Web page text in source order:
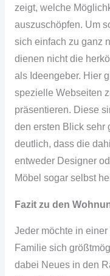
zeigt, welche
auszuschöpfen. Um
sich einfach zu ganz
dienen nicht die
als Ideengeber. Hier
spezielle Webseiten
präsentieren. Diese
den ersten Blick sehr
deutlich, dass die
entweder Designer
Möbel sogar selbst
Fazit zu den
Jeder möchte in
Familie sich
dabei Neues in den